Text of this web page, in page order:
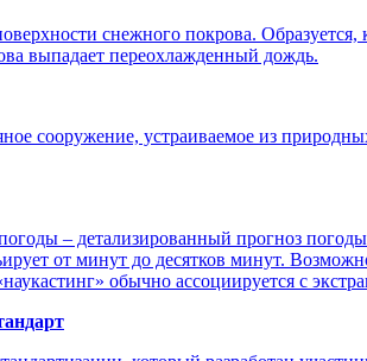
снежного покрова.
выпадает переохлажденный дождь.
сооружение, устраиваемое из
– детализированный прогноз
от минут до десятков минут.
обычно ассоциируется с